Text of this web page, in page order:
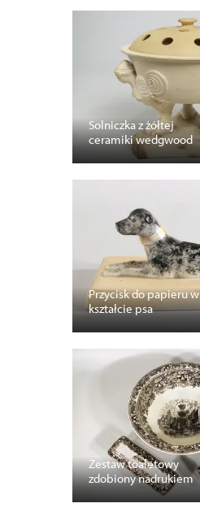
Solniczka z żółtej
ceramiki wedgwood
Przycisk do papieru w
kształcie psa
Zestaw toaletowy
zdobiony nadrukiem